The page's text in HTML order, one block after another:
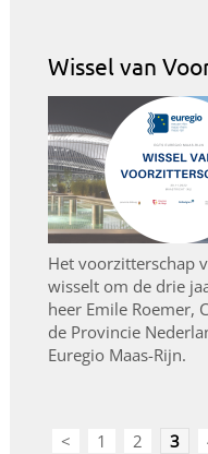
Wissel van
Het voorzitterschap
wisselt om de drie
heer Emile Roemer,
de Provincie
Euregio Maas-Rijn.
< 1 2 3